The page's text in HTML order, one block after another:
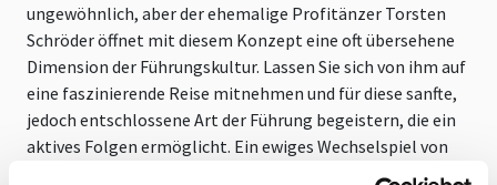
ungewöhnlich, aber der ehemalige Profitänzer Torsten
Schröder öffnet mit diesem Konzept eine oft übersehene
Dimension der Führungskultur. Lassen Sie sich von ihm auf
eine faszinierende Reise mitnehmen und für diese sanfte,
jedoch entschlossene Art der Führung begeistern, die ein
aktives Folgen ermöglicht. Ein ewiges Wechselspiel von